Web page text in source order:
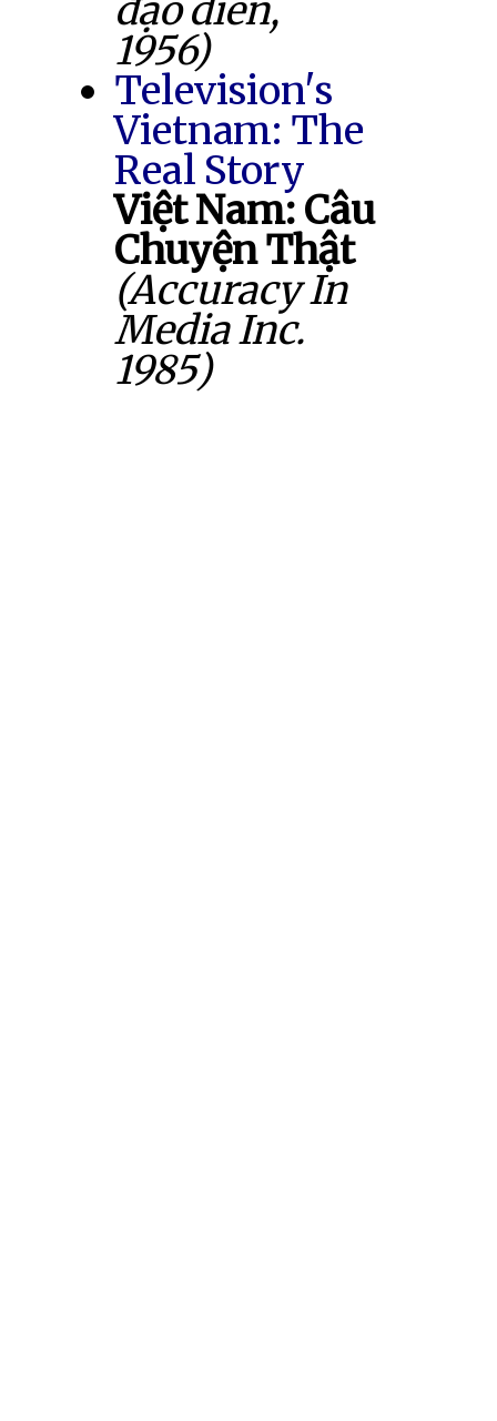
đạo diễn,
1956)
Television's
Vietnam: The
Real Story
Việt Nam: Câu
Chuyện Thật
(Accuracy In
Media Inc.
1985)